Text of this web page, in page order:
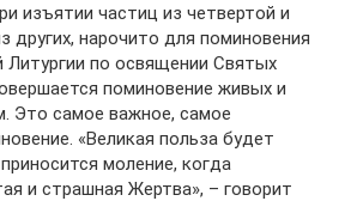
изъятии частиц из четвертой и
других, нарочито для поминовения
по освящении Святых
поминовение живых и
Это самое важное, самое
«Великая польза будет
моление, когда
и страшная Жертва», – говорит